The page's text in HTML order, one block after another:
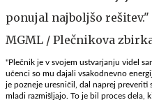
"Plečnik je v svojem ustvarjanju videl
učenci so mu dajali vsakodnevno
je pozneje uresničil, dal naprej
mladi razmišljajo. To je bil proces dela,